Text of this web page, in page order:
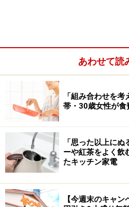
第2候補のスポーツジムは雰
トレーナーが丁寧に筋トレの
安心して通えそうだと感じま
たこともあり、紹介割引が合っ
ノは多かったと感じました。
体験せずに入会していたら、
あわせて読
「組み合わせを
帯・30歳女性が食
「思った以上に
ーや紅茶をよく飲
たキッチン家電
【今週末のキャ